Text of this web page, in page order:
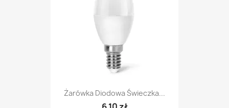
Żarówka Diodowa Świeczka...